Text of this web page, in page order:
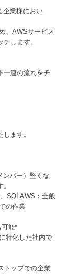
企業様におい
、AWSサービス
します。
一連の流れをチ
ます。
ンバー）堅くな
SQLAWS：全般
の作業
可能*
特化した社内で
トップでの企業